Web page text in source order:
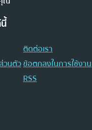
ติดต่อเรา
วนตัวข้อตกลงในการใช้งาน
RSS